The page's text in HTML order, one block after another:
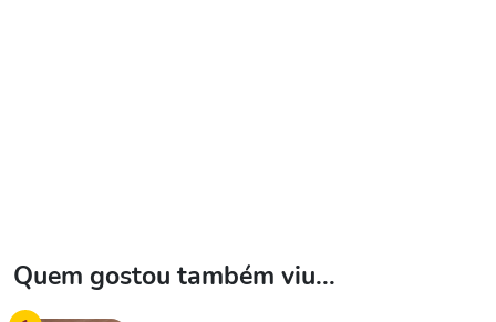
Quem gostou também viu...